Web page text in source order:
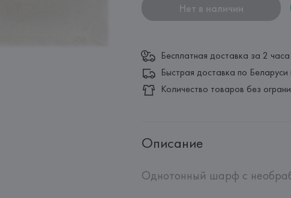
Нет в наличии
Бесплатная доставка за 2
Быстрая доставка по Беларуси
Количество товаров без
Описание
Однотонный шарф с